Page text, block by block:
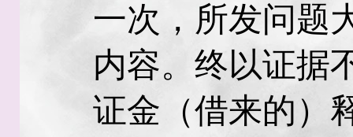
一次，所发问题
内容。终以证据
证金（借来的）